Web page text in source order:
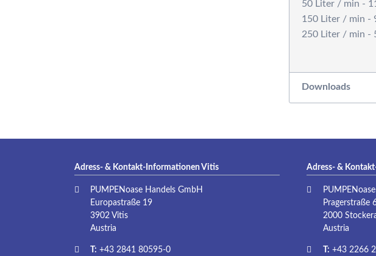
50 Liter / min -
150 Liter / min -
250 Liter / min -
Downloads
Adress- & Kontakt-Informationen Vitis
PUMPENoase Handels GmbH
Europastraße 19
3902 Vitis
Austria
T: +43 2841 80595-0
Adress- &
Pragerstraße
2000
Austria
T: +43 2266